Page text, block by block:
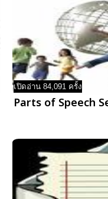
เปิดอ่าน 84,091 ครั้ง
Parts of Speech